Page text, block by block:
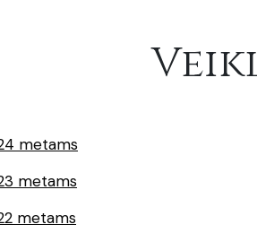
metams
metams
metams